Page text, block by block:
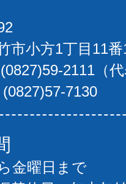
市小方1丁目11
2111（
7130
金曜日まで